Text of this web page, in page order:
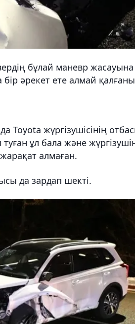
бұлай маневр жасауына
бір әрекет ете алмай
Toyota жүргізушісінің
ұл бала және
алмаған.
да зардап шекті.